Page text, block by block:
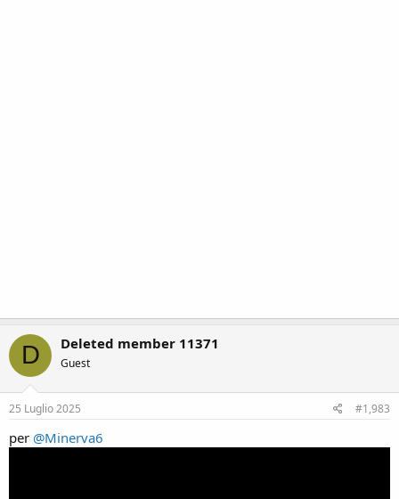
D Deleted member 11371
Guest
25 Luglio 2025 #1,983
per @Minerva6